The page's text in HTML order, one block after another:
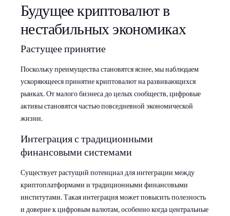
Будущее криптовалют в
нестабильных экономиках
Растущее принятие
Поскольку преимущества становятся яснее, мы наблюдаем
ускоряющееся принятие криптовалют на развивающихся
рынках. От малого бизнеса до целых сообществ, цифровые
активы становятся частью повседневной экономической
жизни.
Интеграция с традиционными
финансовыми системами
Существует растущий потенциал для интеграции между
криптоплатформами и традиционными финансовыми
институтами. Такая интеграция может повысить полезность
и доверие к цифровым валютам, особенно когда центральные